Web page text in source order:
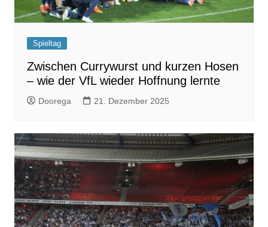
Spieltag
Zwischen Currywurst und kurzen Hosen
– wie der VfL wieder Hoffnung lernte
Doorega 21. Dezember 2025